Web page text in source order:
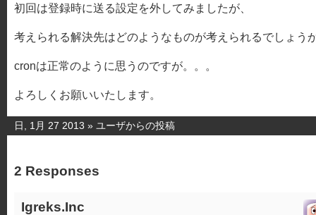
初回は登録時に送る設定を外してみましたが、
考えられる解決先はどのようなものが考えられるでしょう
cronは正常のように思うのですが。。。
よろしくお願いいたします。
日, 1月 27 2013 » ユーザからの投稿
2 Responses
Igreks.Inc